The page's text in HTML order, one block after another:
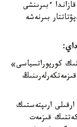
زاڭ جوباسى 2023-جىلعى 4- قازاندا ءبىرىنشى
بىرنەشە
كورپوراتسياسى»
ارىپتەستىك
قىزمەت